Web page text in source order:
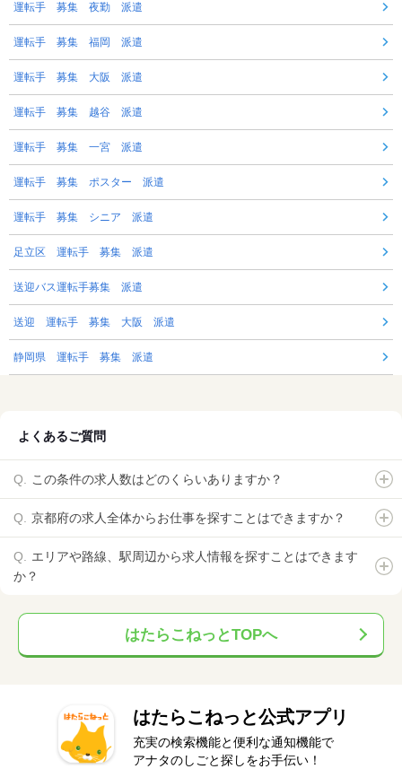
運転手 募集 夜勤 派遣
運転手 募集 福岡 派遣
運転手 募集 大阪 派遣
運転手 募集 越谷 派遣
運転手 募集 一宮 派遣
運転手 募集 ポスター 派遣
運転手 募集 シニア 派遣
足立区 運転手 募集 派遣
送迎バス運転手募集 派遣
送迎 運転手 募集 大阪 派遣
静岡県 運転手 募集 派遣
よくあるご質問
この条件の求人数はどのくらいありますか？
京都府の求人全体からお仕事を探すことはできますか？
エリアや路線、駅周辺から求人情報を探すことはできます
か？
はたらこねっとTOPへ
はたらこねっと公式アプリ
充実の検索機能と便利な通知機能で
アナタのしごと探しをお手伝い！